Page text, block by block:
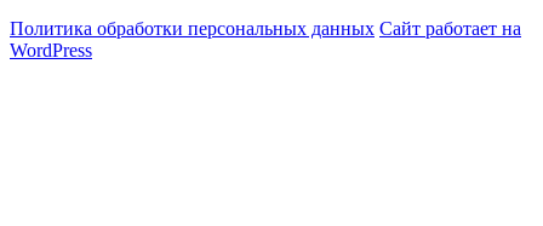
Политика обработки персональных данных Сайт работает на
WordPress